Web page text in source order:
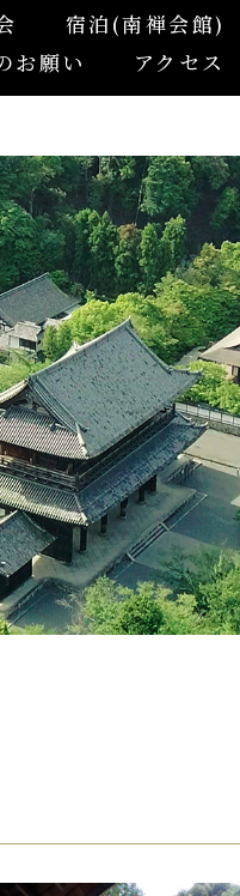
宿泊(南禅会館)
お願い アクセス